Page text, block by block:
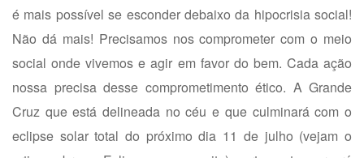
é mais possível se esconder debaixo da hipocrisia social!
Não dá mais! Precisamos nos comprometer com o meio
social onde vivemos e agir em favor do bem. Cada ação
nossa precisa desse comprometimento ético. A Grande
Cruz que está delineada no céu e que culminará com o
eclipse solar total do próximo dia 11 de julho (vejam o